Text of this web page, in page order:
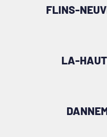
FLINS-
LA-